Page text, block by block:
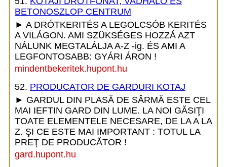
BETONOSZLOP CENTRUM
► A DRÓTKERITÉS A LEGOLCSÓB KERITÉS
A VILÁGON. AMI SZÜKSÉGES HOZZÁ AZT
NÁLUNK MEGTALÁLJA A-Z -ig. ÉS AMI A
LEGFONTOSABB: GYÁRI ÁRON !
mindentbekeritek.hupont.hu
52. PRODUCATOR DE GARDURI KOTAJ
► GARDUL DIN PLASĂ DE SÂRMĂ ESTE CEL
MAI IEFTIN GARD DIN LUME. LA NOI GĂSIŢI
TOATE ELEMENTELE NECESARE, DE LA A LA
Z. ŞI CE ESTE MAI IMPORTANT : TOTUL LA
PREŢ DE PRODUCĂTOR !
gard.hupont.hu